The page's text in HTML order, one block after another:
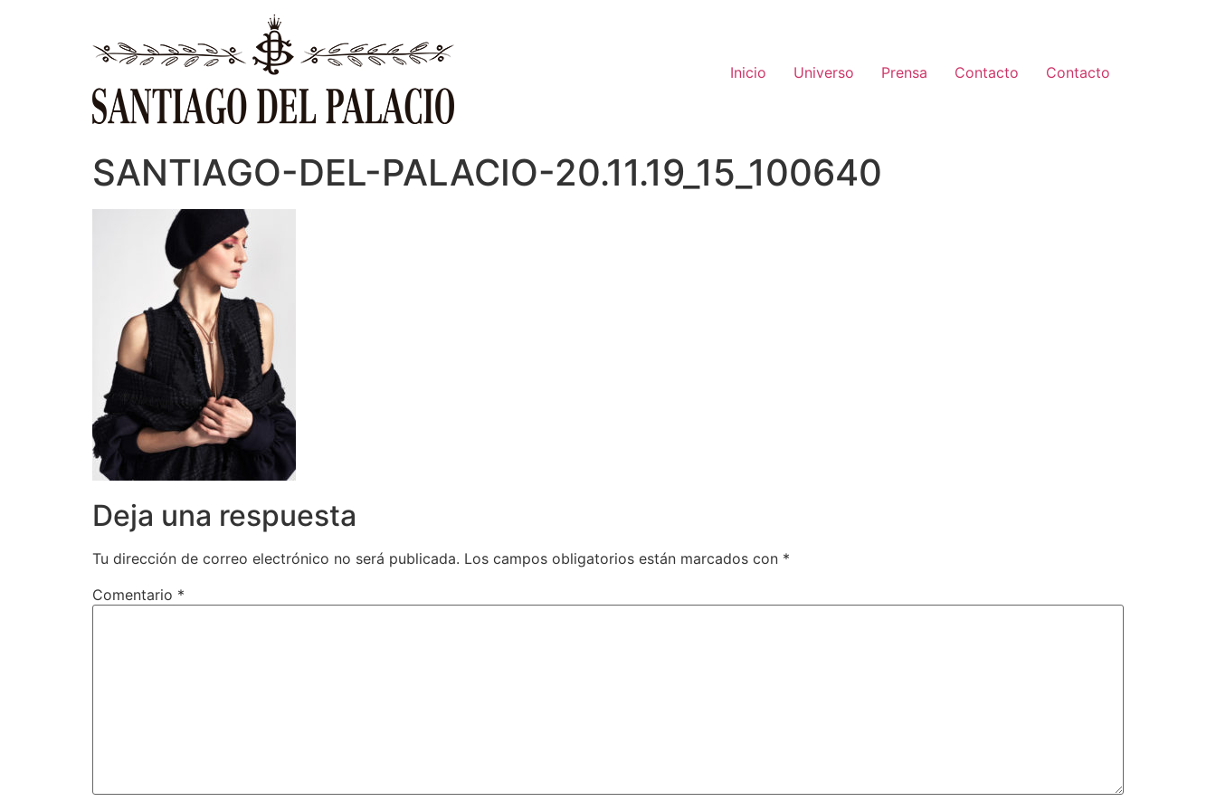
Inicio
Universo Prensa Contacto Contacto
SANTIAGO-DEL-PALACIO-20.11.19_15_100640
Deja una respuesta
Tu dirección de correo electrónico no será publicada. Los campos obligatorios están marcados con *
Comentario *